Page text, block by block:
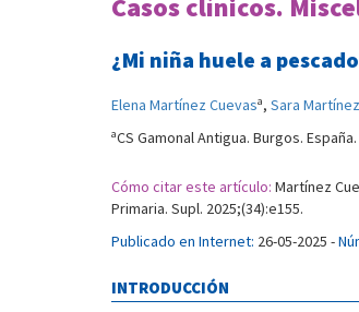
Casos clínicos.
¿Mi niña huele a
Elena Martínez Cuevasa, Sara
aCS Gamonal Antigua. Burgos. España.
Cómo citar este artículo: Martínez
Primaria. Supl. 2025;(34):e155.
Publicado en Internet: 26-05-2025 -
INTRODUCCIÓN